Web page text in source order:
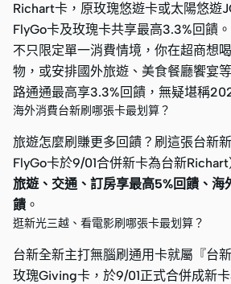
Richart卡，原玫瑰悠遊卡或太陽悠遊
FlyGo卡及玫瑰卡共享最高3.3%回饋
不只限定單一消費情境，你在超商想
物，或安排國外旅遊、美食餐廳饗宴
路通通最高享3.3%回饋，無疑堪稱
海外消費台新刷哪張卡最划算？
旅遊怎麼刷賺更多回饋？刷這張台新
FlyGo卡於9/01合併新卡為台新
旅遊、交通、訂房享最高5%回饋、海
饋 。
逛新光三越、看電影刷哪張卡最划算？
台新全新主打無腦刷通用卡就屬『台
玫瑰Giving卡，於9/01正式合併成新